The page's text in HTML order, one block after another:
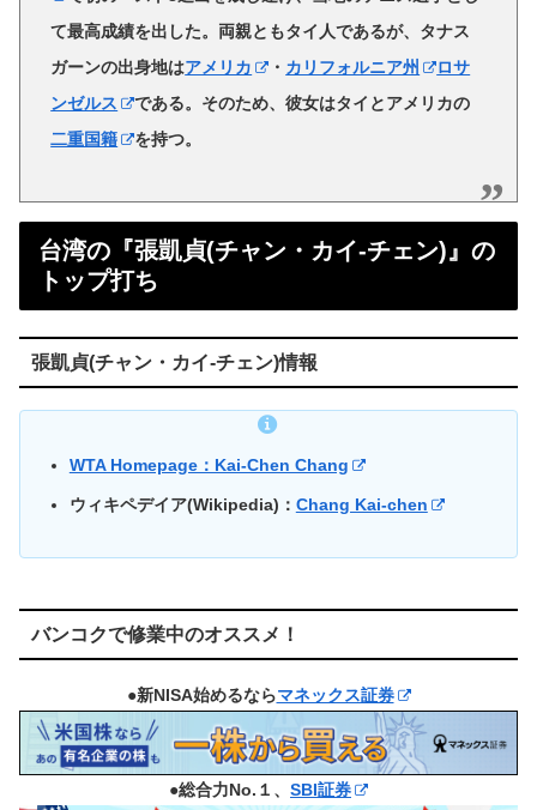
て最高成績を出した。両親ともタイ人であるが、タナス
ガーンの出身地はアメリカ ・ カリフォルニア州
ロサ
ンゼルス
である。そのため、彼女はタイとアメリカの
二重国籍
を持つ。
台湾の『張凱貞(チャン・カイ-チェン)』の
トップ打ち
張凱貞(チャン・カイ-チェン)情報
WTA Homepage：Kai-Chen Chang
ウィキペデイア(Wikipedia)： Chang Kai-chen
バンコクで修業中のオススメ！
●新NISA始めるならマネックス証券
●総合力No.１、 SBI証券